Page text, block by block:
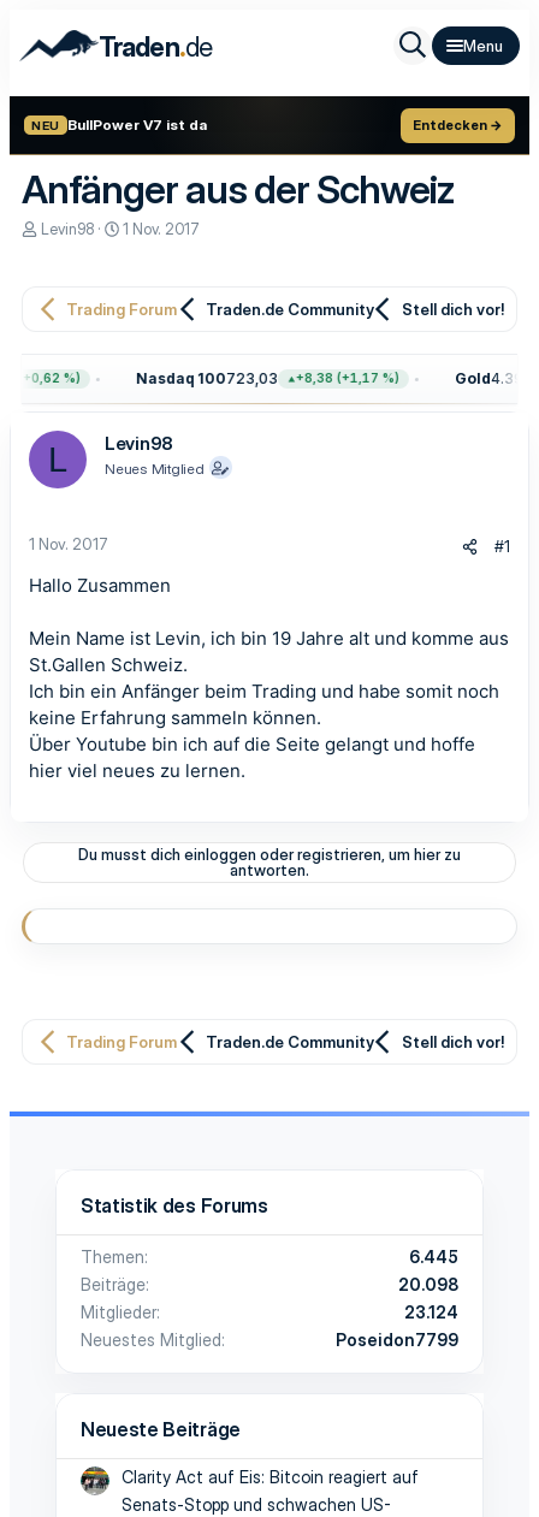
Traden.de
NEU BullPower V7 ist da Entdecken →
Anfänger aus der Schweiz
E
e
r
Levin98
E
e
l
m
1 Nov. 2017
Trading Forum Traden.de Community Stell dich vor!
(+0,62 %) Nasdaq 100723,03 +8,38 (+1,17 %) Gold
L Levin98
Neues Mitglied
1 Nov. 2017 #1
Hallo Zusammen
Mein Name ist Levin, ich bin 19 Jahre alt und komme aus
St.Gallen Schweiz.
Ich bin ein Anfänger beim Trading und habe somit noch
keine Erfahrung sammeln können.
Über Youtube bin ich auf die Seite gelangt und hoffe
hier viel neues zu lernen.
Du musst dich einloggen oder registrieren, um hier zu
antworten.
Trading Forum Traden.de Community Stell dich vor!
Statistik des Forums
Themen
6.445
Beiträge
20.098
Mitglieder
23.124
Neuestes Mitglied
Poseidon7799
Neueste Beiträge
Clarity Act auf Eis: Bitcoin reagiert auf
Senats-Stopp und schwachen US-